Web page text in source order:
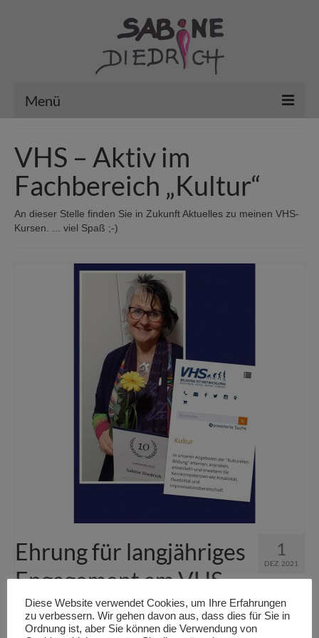
Menü
Aktuelles / Kunst in der Stadt
erledigt … mein Archiv
VHS – Aktiv im Fachbereich „Kultur“
Gutscheine/Kurse’26
VHS – Aktiv im
Fachbereich „Kultur“
An dieser Stelle finden Sie in Zukunft Aktuelles zu meinen VHS-
Kursen. ... viel Spaß ;-)
1
DEZ. 2021
Ehrung für langjähriges
Engagement am VHS-
Zweckverband
Diese Website verwendet Cookies, um Ihre Erfahrungen
zu verbessern. Wir gehen davon aus, dass dies für Sie in
Ordnung ist, aber Sie können die Verwendung von